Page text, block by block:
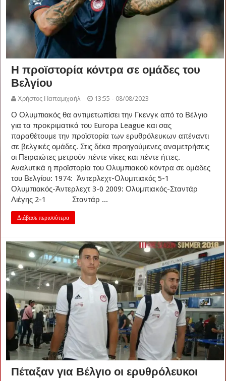
Η προϊστορία κόντρα σε ομάδες του
Βελγίου
Χρήστος Παπαμιχαήλ 13:55 - 08/08/2023
Ο Ολυμπιακός θα αντιμετωπίσει την Γκενγκ από το Βέλγιο
για τα προκριματικά του Europa League και σας
παραθέτουμε την προϊστορία των ερυθρόλευκων απέναντι
σε βελγικές ομάδες. Στις δέκα προηγούμενες αναμετρήσεις
οι Πειραιώτες μετρούν πέντε νίκες και πέντε ήττες.
Aναλυτικά η προϊστορία του Ολυμπιακού κόντρα σε ομάδες
του Βελγίου: 1974: Άντερλεχτ-Ολυμπιακός 5-1
Ολυμπιακός-Άντερλεχτ 3-0 2009: Ολυμπιακός-Σταντάρ
Λιέγης 2-1 Σταντάρ ...
Διάβασε περισσότερα
Πέταξαν για Βέλγιο οι ερυθρόλευκοι